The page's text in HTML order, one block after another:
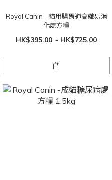
Royal Canin - 貓用腸胃道高纖易消
化處方糧
HK$395.00 ~ HK$725.00